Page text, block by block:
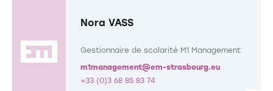
Nora VASS
Gestionnaire de scolarité M1 Management
m1management@em-strasbourg.eu
+33 (0)3 68 85 83 74